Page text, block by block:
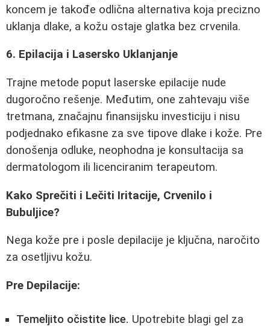
koncem je takođe odlična alternativa koja precizno
uklanja dlake, a kožu ostaje glatka bez crvenila.
6. Epilacija i Lasersko Uklanjanje
Trajne metode poput laserske epilacije nude
dugoročno rešenje. Međutim, one zahtevaju više
tretmana, značajnu finansijsku investiciju i nisu
podjednako efikasne za sve tipove dlake i kože. Pre
donošenja odluke, neophodna je konsultacija sa
dermatologom ili licenciranim terapeutom.
Kako Sprečiti i Lečiti Iritacije, Crvenilo i
Bubuljice?
Nega kože pre i posle depilacije je ključna, naročito
za osetljivu kožu.
Pre Depilacije:
Temeljito očistite lice. Upotrebite blagi gel za